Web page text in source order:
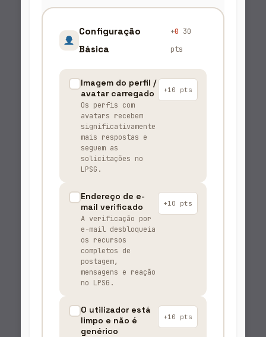
Configuração
Básica
+0 30
pts
Imagem do perfil /
avatar carregado
Os perfis com
avatars recebem
significativamente
mais respostas e
seguem as
solicitações no
LPSG.
+10 pts
Endereço de e-
mail verificado
A verificação por
e-mail desbloqueia
os recursos
completos de
postagem,
mensagens e reação
no LPSG.
+10 pts
O utilizador está
limpo e não é
genérico
+10 pts